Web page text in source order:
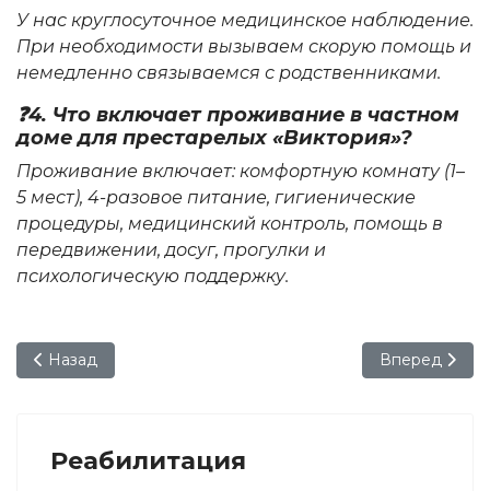
У нас круглосуточное медицинское наблюдение.
При необходимости вызываем скорую помощь и
немедленно связываемся с родственниками.
❓4. Что включает проживание в частном
доме для престарелых «Виктория»?
Проживание включает: комфортную комнату (1–
5 мест), 4-разовое питание, гигиенические
процедуры, медицинский контроль, помощь в
передвижении, досуг, прогулки и
психологическую поддержку.
Предыдущий: Пансионат для престарелых Харьков
Назад Следующий:
Вперед
Реабилитация